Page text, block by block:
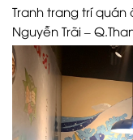
Tranh trang trí quán
Nguyễn Trãi –